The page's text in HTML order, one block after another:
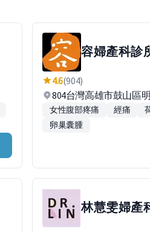
容婦產科診
4.6(904)
804台灣高雄市鼓山區
女性腹部疼痛 經痛
卵巢囊腫
林慧雯婦產